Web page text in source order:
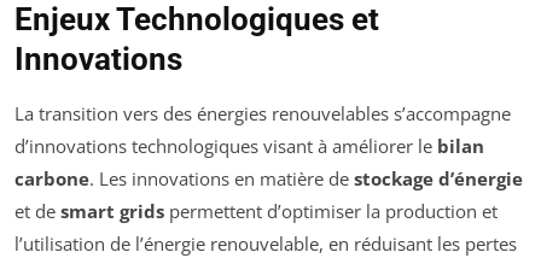
Enjeux Technologiques et
Innovations
La transition vers des énergies renouvelables s’accompagne
d’innovations technologiques visant à améliorer le bilan
carbone. Les innovations en matière de stockage d’énergie
et de smart grids permettent d’optimiser la production et
l’utilisation de l’énergie renouvelable, en réduisant les pertes